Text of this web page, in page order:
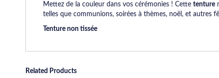
Mettez de la couleur dans vos cérémonies ! Cette tenture
telles que communions, soirées à thèmes, noël, et autres
Tenture non tissée
Related Products